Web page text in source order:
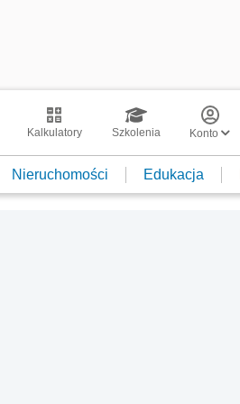
Kalkulatory Szkolenia Konto
Nieruchomości Edukacja